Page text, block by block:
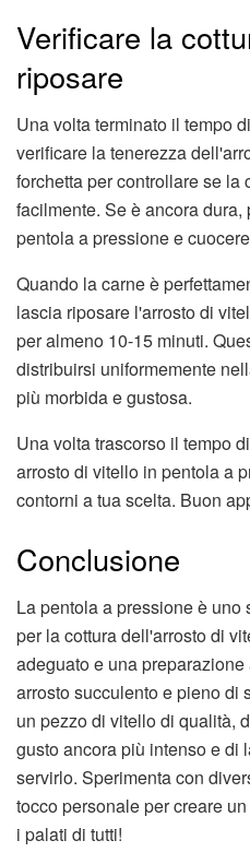
Verificare la
riposare
Una volta terminato il tempo
verificare la tenerezza
forchetta per controllare se la
facilmente. Se è ancora
pentola a pressione e
Quando la carne è
lascia riposare l'arrosto di
per almeno 10-15 minuti.
distribuirsi uniformemente
più morbida e gustosa.
Una volta trascorso il tempo
arrosto di vitello in pentola a
contorni a tua scelta. Buon
Conclusione
La pentola a pressione è
per la cottura dell'arrosto di
adeguato e una
arrosto succulento e pieno di
un pezzo di vitello di qualità,
gusto ancora più intenso e di
servirlo. Sperimenta con
tocco personale per creare
i palati di tutti!